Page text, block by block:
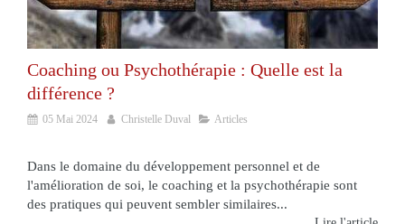
Coaching ou Psychothérapie : Quelle est la
différence ?
05 Mai 2024 Christelle Duval Articles
Dans le domaine du développement personnel et de
l'amélioration de soi, le coaching et la psychothérapie sont
des pratiques qui peuvent sembler similaires...